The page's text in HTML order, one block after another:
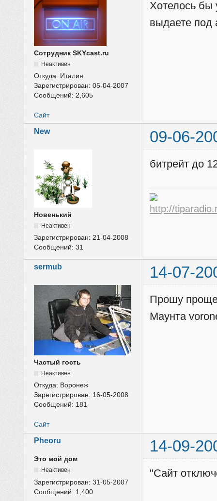
Сотрудник SKYcast.ru
Неактивен
Откуда: Италия
Зарегистрирован:05-04-2007
Сообщений:2,605
Хотелось бы
выдаете под
Сайт
New 09-06-
Новенький
Неактивен
Зарегистрирован:21-04-2008
Сообщений:31
битрейт до
sermub 14-07-
Частый гость
Неактивен
Откуда: Воронеж
Зарегистрирован: 16-05-2008
Сообщений: 181
Прошу
Маунта
Сайт
Pheoru 14-09-
Это мой дом
Неактивен
Зарегистрирован:31-05-2007
Сообщений: 1,400
"Сайт